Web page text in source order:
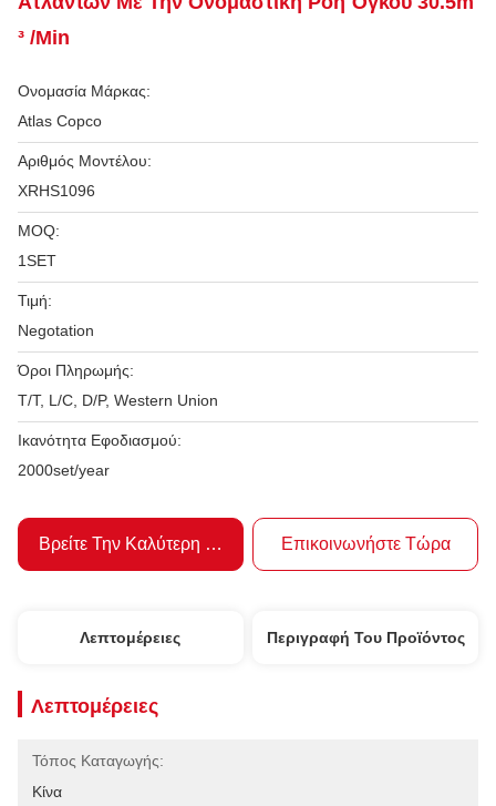
³ /min
Ονομασία Μάρκας:
Atlas Copco
Αριθμός Μοντέλου:
XRHS1096
MOQ:
1SET
Τιμή:
Negotation
Όροι Πληρωμής:
T/T, L/C, D/P, Western Union
Ικανότητα Εφοδιασμού:
2000set/year
Βρείτε Την Καλύτερη Τιμή Επικοινωνήστε Τώρα
Λεπτομέρειες Περιγραφή Του Προϊόντος
Λεπτομέρειες
Τόπος Καταγωγής:
Κίνα